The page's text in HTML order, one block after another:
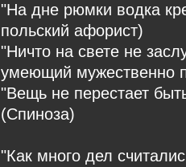
"На дне рюмки водка
польский афорист)
"Ничто на свете не
умеющий мужественно
"Вещь не перестает
(Спиноза)
"Как много дел